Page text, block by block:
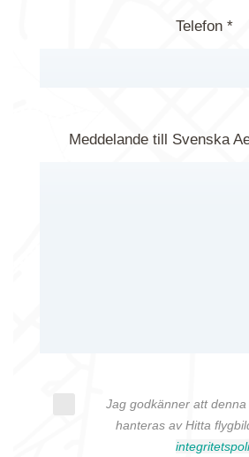
Telefon *
Meddelande till Svenska
Jag godkänner att
hanteras av Hitta